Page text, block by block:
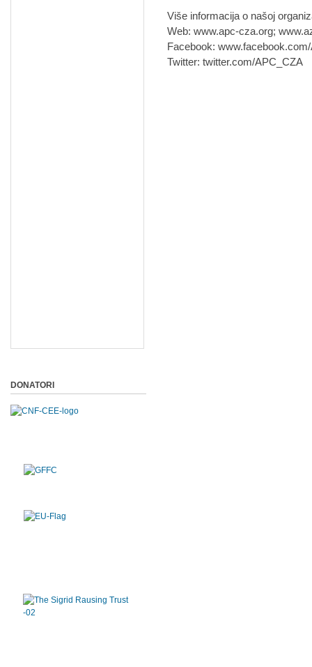
Više informacija o našoj
Web: www.apc-cza.org;
Facebook:
Twitter: twitter.com/APC_CZA
DONATORI